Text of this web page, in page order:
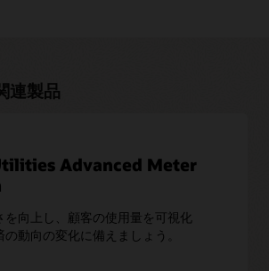
連製品
Advanced Meter
を向上し、顧客の使用量を可視化
の動向の変化に備えましょう。